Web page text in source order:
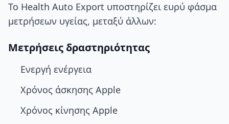
Το Health Auto Export υποστηρίζει ευρύ φάσμα
μετρήσεων υγείας, μεταξύ άλλων:
Μετρήσεις δραστηριότητας
Ενεργή ενέργεια
Χρόνος άσκησης Apple
Χρόνος κίνησης Apple